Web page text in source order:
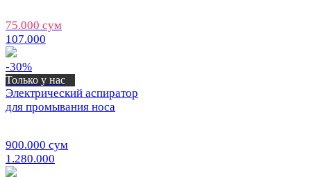
75.000 сум
107.000
-30%
Только у нас
Электрический аспиратор
для промывания носа
900.000 сум
1.280.000